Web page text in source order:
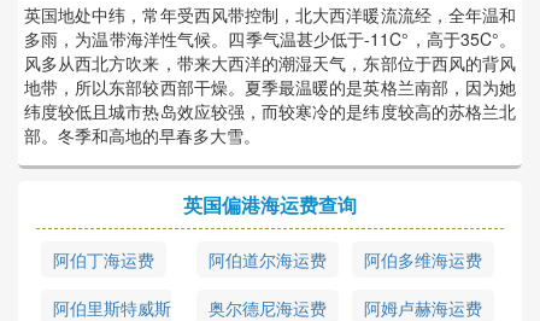
英国地处中纬，常年受西风带控制，北大西洋暖流流经，全年温和
多雨，为温带海洋性气候。四季气温甚少低于-11C°，高于35C°。
风多从西北方吹来，带来大西洋的潮湿天气，东部位于西风的背风
地带，所以东部较西部干燥。夏季最温暖的是英格兰南部，因为她
纬度较低且城市热岛效应较强，而较寒冷的是纬度较高的苏格兰北
部。冬季和高地的早春多大雪。
英国偏港海运费查询
阿伯丁海运费 阿伯道尔海运费
阿伯多维海运费
阿伯里斯特威斯
奥尔德尼海运费
阿姆卢赫海运费